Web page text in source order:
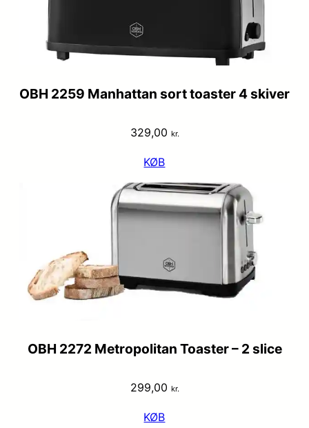
OBH 2259 Manhattan sort toaster 4 skiver
329,00 kr.
KØB
OBH 2272 Metropolitan Toaster – 2 slice
299,00 kr.
KØB